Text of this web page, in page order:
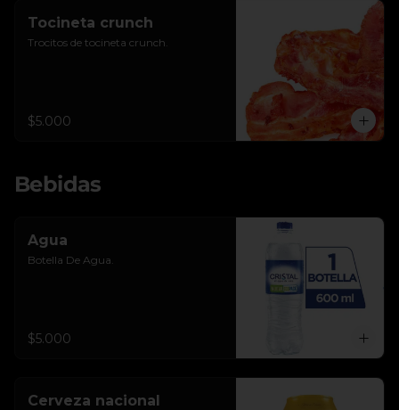
Tocineta crunch
Trocitos de tocineta crunch.
$5.000
Bebidas
Agua
Botella De Agua.
$5.000
Cerveza nacional